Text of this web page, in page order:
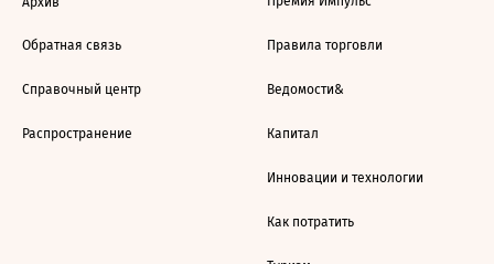
Обратная связь
Справочный центр
Распространение
Правила торговли
Ведомости&
Капитал
Инновации и технологии
Как потратить